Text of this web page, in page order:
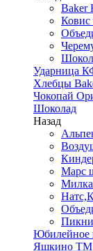
Baker
Ковис
Ударница
Хлебцы
Чокопай
Шоколад
Назад
Марс
Юбилейное
Яшкино ТМ